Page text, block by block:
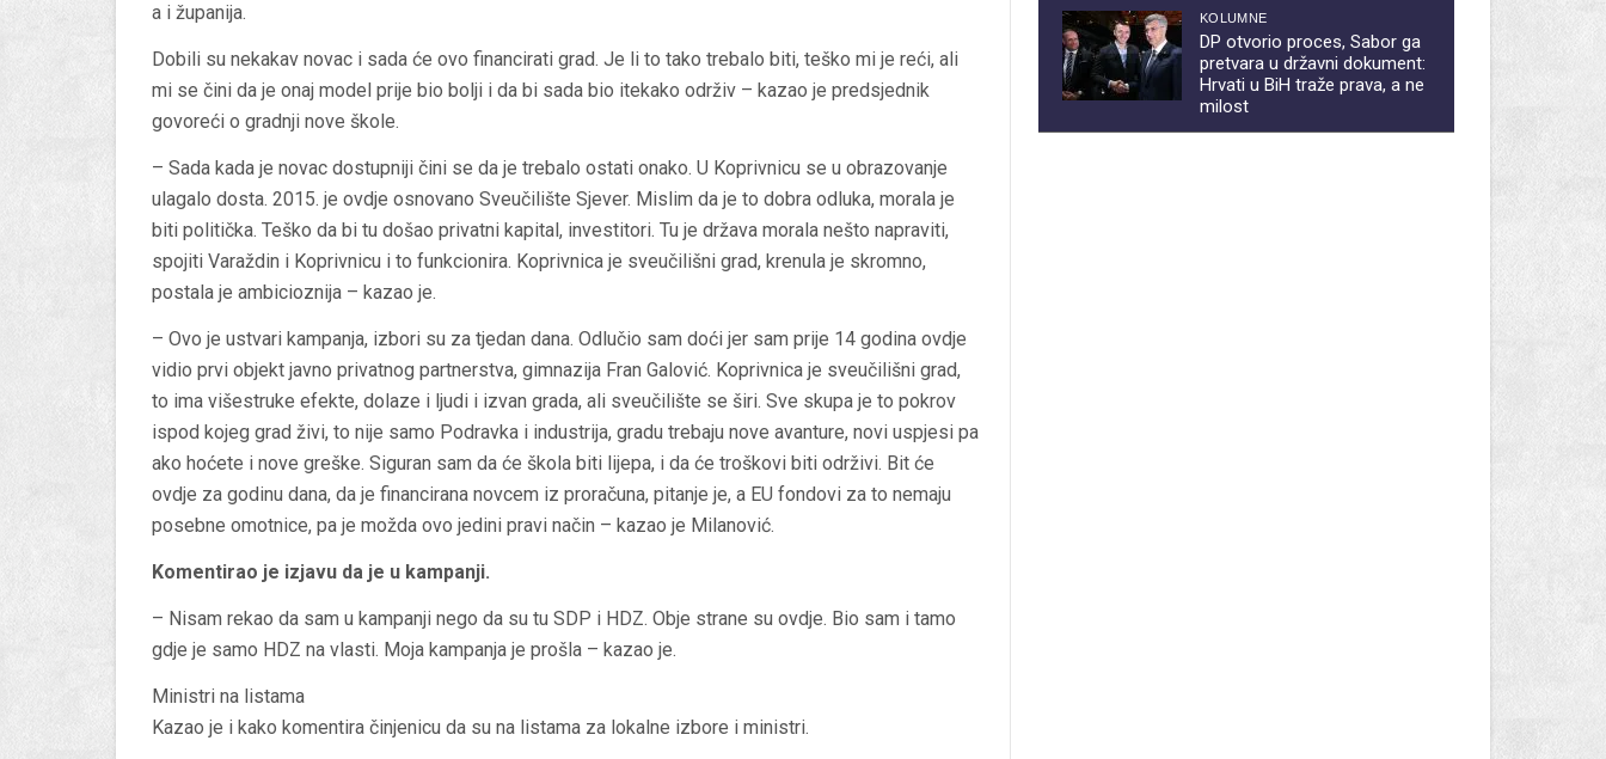
a i županija.
Dobili su nekakav novac i sada će ovo financirati grad. Je li to tako trebalo biti, teško mi je reći, ali
mi se čini da je onaj model prije bio bolji i da bi sada bio itekako održiv – kazao je predsjednik
govoreći o gradnji nove škole.
– Sada kada je novac dostupniji čini se da je trebalo ostati onako. U Koprivnicu se u obrazovanje
ulagalo dosta. 2015. je ovdje osnovano Sveučilište Sjever. Mislim da je to dobra odluka, morala je
biti politička. Teško da bi tu došao privatni kapital, investitori. Tu je država morala nešto napraviti,
spojiti Varaždin i Koprivnicu i to funkcionira. Koprivnica je sveučilišni grad, krenula je skromno,
postala je ambicioznija – kazao je.
– Ovo je ustvari kampanja, izbori su za tjedan dana. Odlučio sam doći jer sam prije 14 godina ovdje
vidio prvi objekt javno privatnog partnerstva, gimnazija Fran Galović. Koprivnica je sveučilišni grad,
to ima višestruke efekte, dolaze i ljudi i izvan grada, ali sveučilište se širi. Sve skupa je to pokrov
ispod kojeg grad živi, to nije samo Podravka i industrija, gradu trebaju nove avanture, novi uspjesi pa
ako hoćete i nove greške. Siguran sam da će škola biti lijepa, i da će troškovi biti održivi. Bit će
ovdje za godinu dana, da je financirana novcem iz proračuna, pitanje je, a EU fondovi za to nemaju
posebne omotnice, pa je možda ovo jedini pravi način – kazao je Milanović.
Komentirao je izjavu da je u kampanji.
– Nisam rekao da sam u kampanji nego da su tu SDP i HDZ. Obje strane su ovdje. Bio sam i tamo
gdje je samo HDZ na vlasti. Moja kampanja je prošla – kazao je.
Ministri na listama
Kazao je i kako komentira činjenicu da su na listama za lokalne izbore i ministri.
KOLUMNE
DP otvorio proces, Sabor ga
pretvara u državni dokument:
Hrvati u BiH traže prava, a ne
milost